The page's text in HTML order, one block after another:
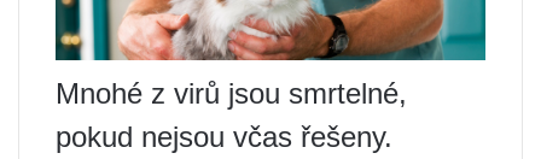
Mnohé z virů jsou smrtelné,
pokud nejsou včas řešeny.